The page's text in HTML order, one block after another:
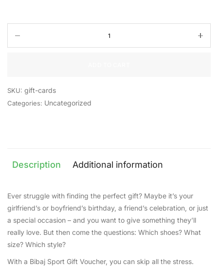
SKU: gift-cards
Categories: Uncategorized
Description Additional information
Ever struggle with finding the perfect gift? Maybe it’s your
girlfriend’s or boyfriend’s birthday, a friend’s celebration, or just
a special occasion – and you want to give something they’ll
really love. But then come the questions: Which shoes? What
size? Which style?
With a Bibaj Sport Gift Voucher, you can skip all the stress.